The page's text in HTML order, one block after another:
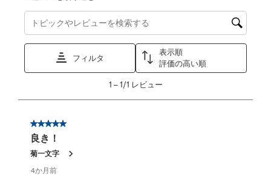
トピックやレビュー検索地域を検索する
フィルタ
表示順
評価の高い順
ー。
1 – 1/1 レビュー
星5／5個です。
良き！
菊一文字
4か月前